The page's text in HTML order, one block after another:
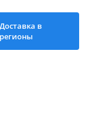
Доставка в
регионы